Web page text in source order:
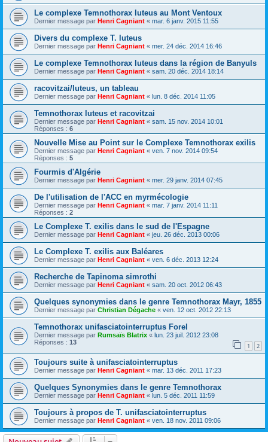
Le complexe Temnothorax luteus au Mont Ventoux
Dernier message par Henri Cagniant « mar. 6 janv. 2015 11:55
Divers du complexe T. luteus
Dernier message par Henri Cagniant « mer. 24 déc. 2014 16:46
Le complexe Temnothorax luteus dans la région de Banyuls
Dernier message par Henri Cagniant « sam. 20 déc. 2014 18:14
racovitzai/luteus, un tableau
Dernier message par Henri Cagniant « lun. 8 déc. 2014 11:05
Temnothorax luteus et racovitzai
Dernier message par Henri Cagniant « sam. 15 nov. 2014 10:01
Réponses : 6
Nouvelle Mise au Point sur le Complexe Temnothorax exilis
Dernier message par Henri Cagniant « ven. 7 nov. 2014 09:54
Réponses : 5
Fourmis d'Algérie
Dernier message par Henri Cagniant « mer. 29 janv. 2014 07:45
De l'utilisation de l'ACC en myrmécologie
Dernier message par Henri Cagniant « mar. 7 janv. 2014 11:11
Réponses : 2
Le Complexe T. exilis dans le sud de l'Espagne
Dernier message par Henri Cagniant « jeu. 26 déc. 2013 00:06
Le Complexe T. exilis aux Baléares
Dernier message par Henri Cagniant « ven. 6 déc. 2013 12:24
Recherche de Tapinoma simrothi
Dernier message par Henri Cagniant « sam. 20 oct. 2012 06:43
Quelques synonymies dans le genre Temnothorax Mayr, 1855
Dernier message par Christian Dégache « ven. 12 oct. 2012 22:13
Temnothorax unifasciatointerruptus Forel
Dernier message par Rumsaïs Blatrix « lun. 23 juil. 2012 23:08
Réponses : 13 1 2
Toujours suite à unifasciatointerruptus
Dernier message par Henri Cagniant « mar. 13 déc. 2011 17:23
Quelques Synonymies dans le genre Temnothorax
Dernier message par Henri Cagniant « lun. 5 déc. 2011 11:59
Toujours à propos de T. unifasciatointerruptus
Dernier message par Henri Cagniant « ven. 18 nov. 2011 09:06